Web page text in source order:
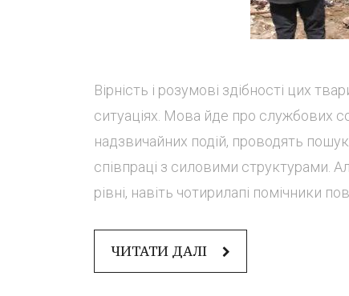
Вірність і розумові здібності цих
ситуаціях. Мова йде про службових
надзвичайних подій, проводять
співпраці з силовими структурами.
рівні, навіть чотирилапі помічники
ЧИТАТИ ДАЛІ